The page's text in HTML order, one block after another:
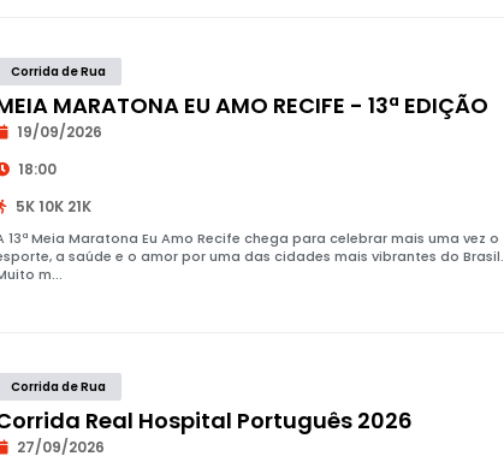
Corrida de Rua
MARATONA EU AMO RECIFE - 13ª EDIÇÃO
19/09/2026
18:00
5K 10K 21K
13ª Meia Maratona Eu Amo Recife chega para celebrar mais uma vez o
a saúde e o amor por uma das cidades mais vibrantes do Brasil.
m...
Corrida de Rua
Real Hospital Português 2026
27/09/2026